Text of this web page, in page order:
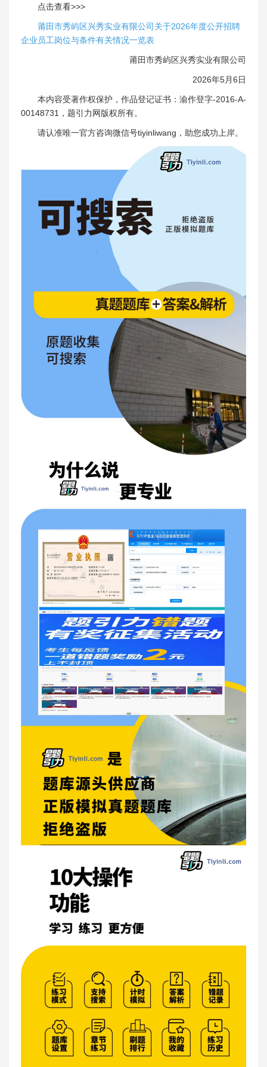
点击查看>>>
莆田市秀屿区兴秀实业有限公司关于2026年度公开招聘
企业员工岗位与条件有关情况一览表
莆田市秀屿区兴秀实业有限公司
2026年5月6日
本内容受著作权保护，作品登记证书：渝作登字-2016-A-
00148731，题引力网版权所有。
请认准唯一官方咨询微信号tiyinliwang，助您成功上岸。